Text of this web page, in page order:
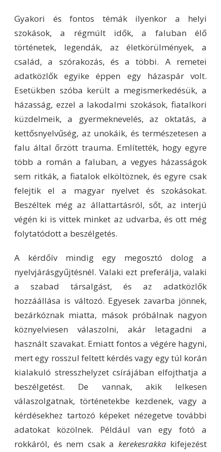
Gyakori és fontos témák ilyenkor a helyi
szokások, a régmúlt idők, a faluban élő
történetek, legendák, az életkörülmények, a
család, a szórakozás, és a többi. A remetei
adatközlők egyike éppen egy házaspár volt.
Esetükben szóba került a megismerkedésük, a
házasság, ezzel a lakodalmi szokások, fiatalkori
küzdelmeik, a gyermeknevelés, az oktatás, a
kettősnyelvűség, az unokáik, és természetesen a
falu által őrzött trauma. Említették, hogy egyre
több a román a faluban, a vegyes házasságok
sem ritkák, a fiatalok elköltöznek, és egyre csak
felejtik el a magyar nyelvet és szokásokat.
Beszéltek még az állattartásról, sőt, az interjú
végén ki is vittek minket az udvarba, és ott még
folytatódott a beszélgetés.
A kérdőív mindig egy megosztó dolog a
nyelvjárásgyűjtésnél. Valaki ezt preferálja, valaki
a szabad társalgást, és az adatközlők
hozzáállása is változó. Egyesek zavarba jönnek,
bezárkóznak miatta, mások próbálnak nagyon
köznyelviesen válaszolni, akár letagadni a
használt szavakat. Emiatt fontos a végére hagyni,
mert egy rosszul feltett kérdés vagy egy túl korán
kialakuló stresszhelyzet csírájában elfojthatja a
beszélgetést. De vannak, akik lelkesen
válaszolgatnak, történetekbe kezdenek, vagy a
kérdésekhez tartozó képeket nézegetve további
adatokat közölnek. Például van egy fotó a
rokkáról, és nem csak a kerekesrakkakifejezést